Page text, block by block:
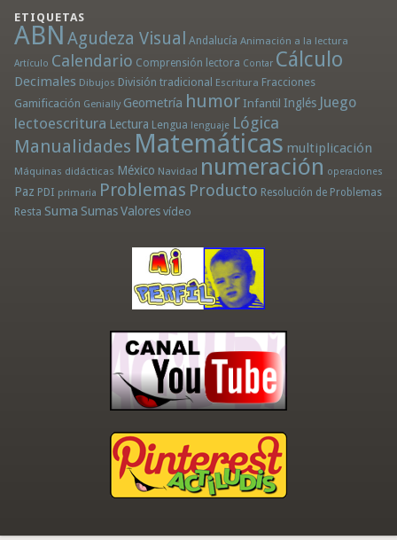
ETIQUETAS
ABN Agudeza Visual Andalucía Animación a la lectura
Artículo Calendario Comprensión lectora Contar Cálculo
Decimales Dibujos División tradicional Escritura Fracciones
Gamificación Genially Geometría humor Infantil Inglés Juego
lectoescritura Lectura Lengua lenguaje Lógica
Manualidades Matemáticas multiplicación
Máquinas didácticas México Navidad numeración operaciones
Paz PDI primaria Problemas Producto Resolución de Problemas
Resta Suma Sumas Valores vídeo